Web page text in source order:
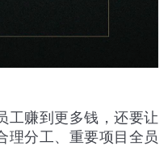
工赚到更多钱，还要让
理分工、重要项目全员